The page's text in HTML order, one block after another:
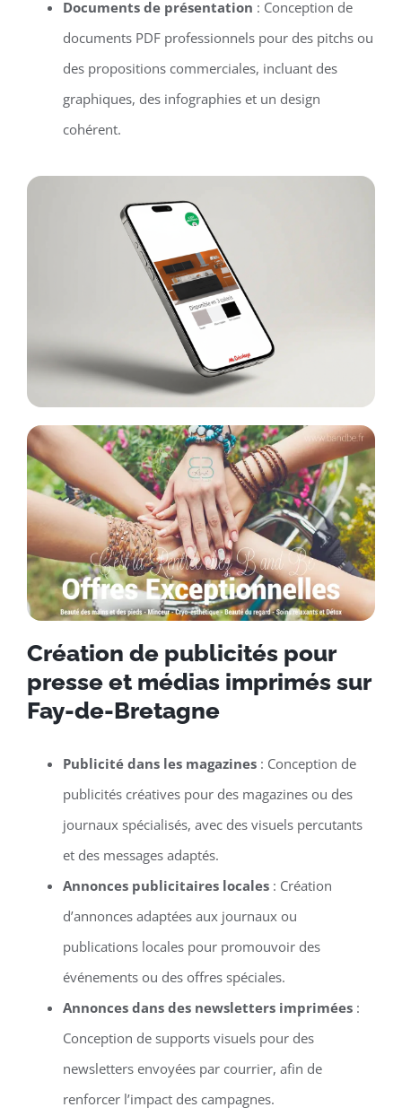
Documents de présentation : Conception de
documents PDF professionnels pour des pitchs ou
des propositions commerciales, incluant des
graphiques, des infographies et un design
cohérent.
Création de publicités pour
presse et médias imprimés sur
Fay-de-Bretagne
Publicité dans les magazines: Conception de
publicités créatives pour des magazines ou des
journaux spécialisés, avec des visuels percutants
et des messages adaptés.
Annonces publicitaires locales: Création
d’annonces adaptées aux journaux ou
publications locales pour promouvoir des
événements ou des offres spéciales.
Annonces dans des newsletters imprimées:
Conception de supports visuels pour des
newsletters envoyées par courrier, afin de
renforcer l’impact des campagnes.